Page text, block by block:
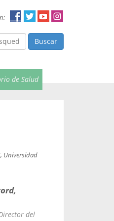
Buscar
de Salud
Universidad
del